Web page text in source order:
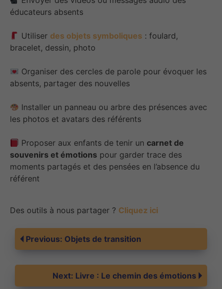
éducateurs absents
Utiliser des objets symboliques : foulard,
bracelet, dessin, photo
Organiser des cercles de parole pour évoquer les
absents, partager des nouvelles
Installer un panneau ou arbre des présences avec
les photos et avatars des référents
Proposer aux enfants de tenir uncarnet de
souvenirs et émotions pour garder trace des
moments partagés et des pensées en l’absence du
référent
Des outils à nous partager ? Cliquez ici
Navigation
de
Previous: Objets de transition
Next: Livre : Le chemin des émotions